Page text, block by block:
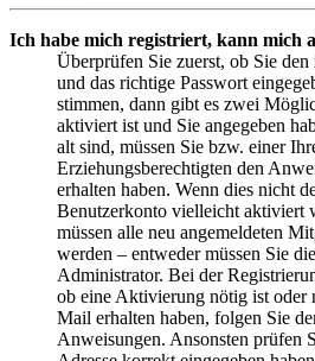
Ich habe mich registriert, kann mich
Überprüfen Sie zuerst, ob Sie
und das richtige Passwort
stimmen, dann gibt es zwei
aktiviert ist und Sie angegeben
alt sind, müssen Sie bzw. einer
Erziehungsberechtigten den
erhalten haben. Wenn dies nicht
Benutzerkonto vielleicht aktiviert
müssen alle neu angemeldeten
werden – entweder müssen Sie
Administrator. Bei der
ob eine Aktivierung nötig ist oder
Mail erhalten haben, folgen Sie
Anweisungen. Ansonsten prüfen